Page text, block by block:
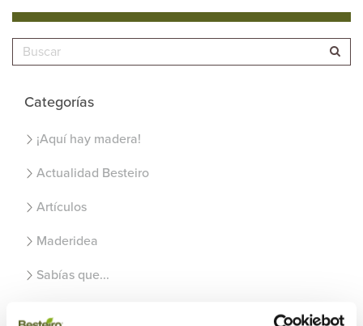
Categorías
¡Aquí hay madera!
Actualidad Besteiro
Artículos
Maderidea
Sabías que...